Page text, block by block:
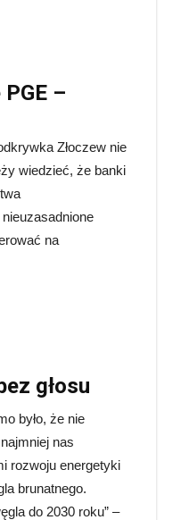
–
Złoczew nie
wiedzieć, że banki
na
głosu
było, że nie
nas
rozwoju energetyki
brunatnego.
do 2030 roku” –